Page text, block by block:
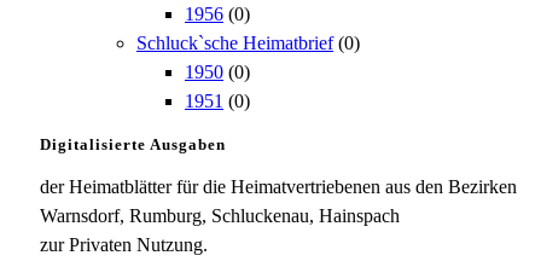
1956 (0)
Schluck`sche Heimatbrief (0)
1950 (0)
1951 (0)
Digitalisierte Ausgaben
der Heimatblätter für die Heimatvertriebenen aus den Bezirken
Warnsdorf, Rumburg, Schluckenau, Hainspach
zur Privaten Nutzung.